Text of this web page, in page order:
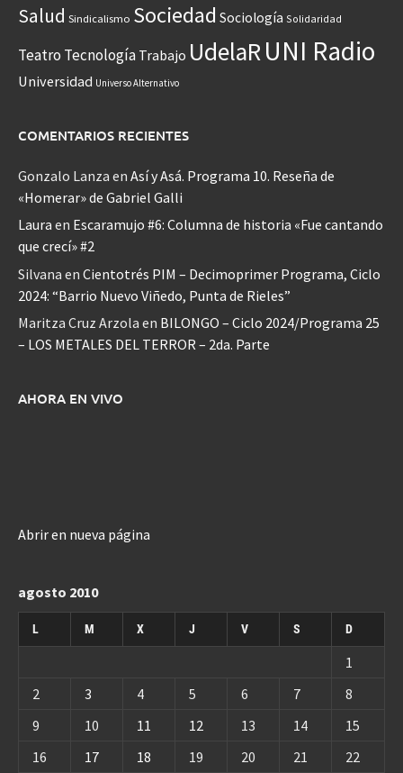
Salud Sindicalismo Sociedad Sociología Solidaridad
Teatro Tecnología Trabajo UdelaRUNI Radio
Universidad Universo Alternativo
COMENTARIOS RECIENTES
Gonzalo Lanza en Así y Asá. Programa 10. Reseña de
«Homerar» de Gabriel Galli
Laura en Escaramujo #6: Columna de historia «Fue cantando
que crecí» #2
Silvana en Cientotrés PIM – Decimoprimer Programa, Ciclo
2024: “Barrio Nuevo Viñedo, Punta de Rieles”
Maritza Cruz Arzola en BILONGO – Ciclo 2024/Programa 25
– LOS METALES DEL TERROR – 2da. Parte
AHORA EN VIVO
Abrir en nueva página
agosto 2010
L M X J V S D
1
2
3 4 5 6 7
8
9
10 11 12 13 14
15
16
17 18 19 20 21 22